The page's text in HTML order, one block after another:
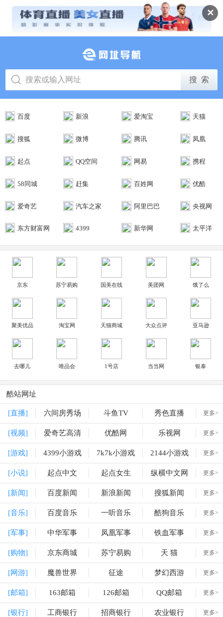
✕
百度 新浪 爱淘宝 天猫
搜狐 微博 腾讯 凤凰
起点 QQ空间 网易 携程
58同城 赶集 百姓网 优酷
爱奇艺 汽车之家 阿里巴巴 央视网
东方财富网 4399 新华网 太平洋
京东 苏宁易购 国美在线 美团网 饿了么
聚美优品 淘宝网 天猫商城 大众点评 亚马逊
去哪儿 唯品会 1号店 当当网 银泰
酷站网址
[直播] 六间房秀场 斗鱼TV 秀色直播 更多>
[视频] 爱奇艺高清 优酷网 乐视网 更多>
[游戏] 4399小游戏 7k7k小游戏 2144小游戏 更多>
[小说] 起点中文 起点女生 纵横中文网 更多>
[新闻] 百度新闻 新浪新闻 搜狐新闻 更多>
[音乐] 百度音乐 一听音乐 酷狗音乐 更多>
[军事] 中华军事 凤凰军事 铁血军事 更多>
[购物] 京东商城 苏宁易购 天 猫 更多>
[网游] 魔兽世界 征途 梦幻西游 更多>
[邮箱] 163邮箱 126邮箱 QQ邮箱 更多>
[银行] 工商银行 招商银行 农业银行 更多>